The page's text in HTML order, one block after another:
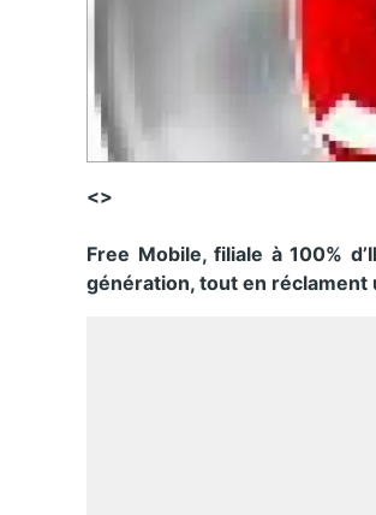
<>
Free Mobile, filiale à 100%
génération, tout en réclament